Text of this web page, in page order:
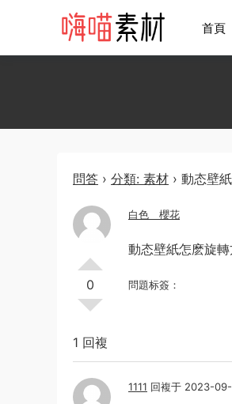
首頁
問答 › 分類: 素材 › 動态壁
0
白色ゞ櫻花
動态壁紙怎麽旋轉
問題标簽：
1 回複
1111 回複于 2023-